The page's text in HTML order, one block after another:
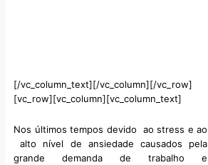
[/vc_column_text][/vc_column][/vc_row]
[vc_row][vc_column][vc_column_text]
Nos últimos tempos devido ao stress e ao
alto nível de ansiedade causados pela
grande demanda de trabalho e